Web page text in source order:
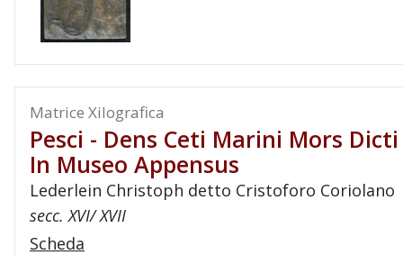
Matrice Xilografica
Pesci - Dens Ceti Marini Mors Dicti
In Museo Appensus
Lederlein Christoph detto Cristoforo Coriolano
secc. XVI/ XVII
Scheda